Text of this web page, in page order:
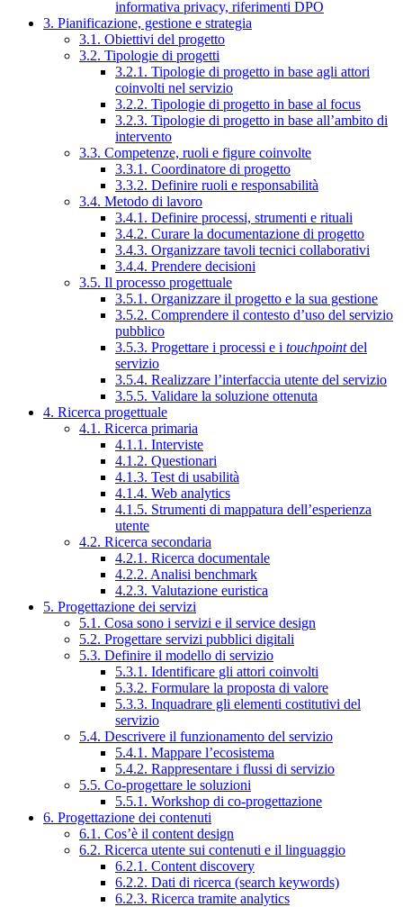
informativa privacy, riferimenti DPO
3. Pianificazione, gestione e strategia
3.1. Obiettivi del progetto
3.2. Tipologie di progetti
3.2.1. Tipologie di progetto in base agli attori
coinvolti nel servizio
3.2.2. Tipologie di progetto in base al focus
3.2.3. Tipologie di progetto in base all’ambito di
intervento
3.3. Competenze, ruoli e figure coinvolte
3.3.1. Coordinatore di progetto
3.3.2. Definire ruoli e responsabilità
3.4. Metodo di lavoro
3.4.1. Definire processi, strumenti e rituali
3.4.2. Curare la documentazione di progetto
3.4.3. Organizzare tavoli tecnici collaborativi
3.4.4. Prendere decisioni
3.5. Il processo progettuale
3.5.1. Organizzare il progetto e la sua gestione
3.5.2. Comprendere il contesto d’uso del servizio
pubblico
3.5.3. Progettare i processi e i touchpointdel
servizio
3.5.4. Realizzare l’interfaccia utente del servizio
3.5.5. Validare la soluzione ottenuta
4. Ricerca progettuale
4.1. Ricerca primaria
4.1.1. Interviste
4.1.2. Questionari
4.1.3. Test di usabilità
4.1.4. Web analytics
4.1.5. Strumenti di mappatura dell’esperienza
utente
4.2. Ricerca secondaria
4.2.1. Ricerca documentale
4.2.2. Analisi benchmark
4.2.3. Valutazione euristica
5. Progettazione dei servizi
5.1. Cosa sono i servizi e il service design
5.2. Progettare servizi pubblici digitali
5.3. Definire il modello di servizio
5.3.1. Identificare gli attori coinvolti
5.3.2. Formulare la proposta di valore
5.3.3. Inquadrare gli elementi costitutivi del
servizio
5.4. Descrivere il funzionamento del servizio
5.4.1. Mappare l’ecosistema
5.4.2. Rappresentare i flussi di servizio
5.5. Co-progettare le soluzioni
5.5.1. Workshop di co-progettazione
6. Progettazione dei contenuti
6.1. Cos’è il content design
6.2. Ricerca utente sui contenuti e il linguaggio
6.2.1. Content discovery
6.2.2. Dati di ricerca (search keywords)
6.2.3. Ricerca tramite analytics